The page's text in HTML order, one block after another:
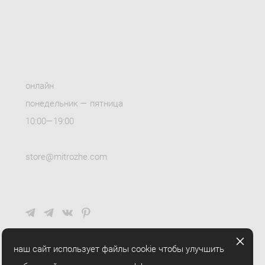
онлайн
понедельник — пятница
10:00—19:00
store@mitrozhe.com
наш сайт использует файлы cookie чтобы улучшить